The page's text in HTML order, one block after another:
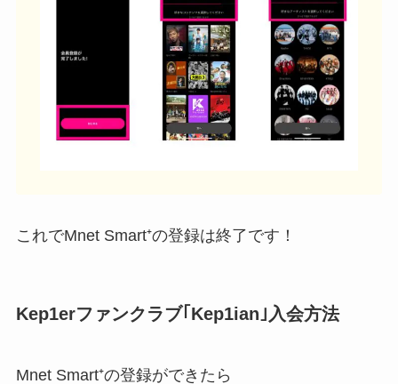
これでMnet Smart⁺の登録は終了です！
Kep1erファンクラブ｢Kep1ian｣入会方法
Mnet Smart⁺の登録ができたら